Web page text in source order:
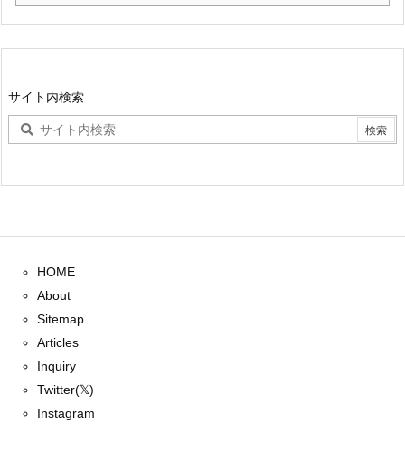
サイト内検索
HOME
About
Sitemap
Articles
Inquiry
Twitter(𝕏)
Instagram